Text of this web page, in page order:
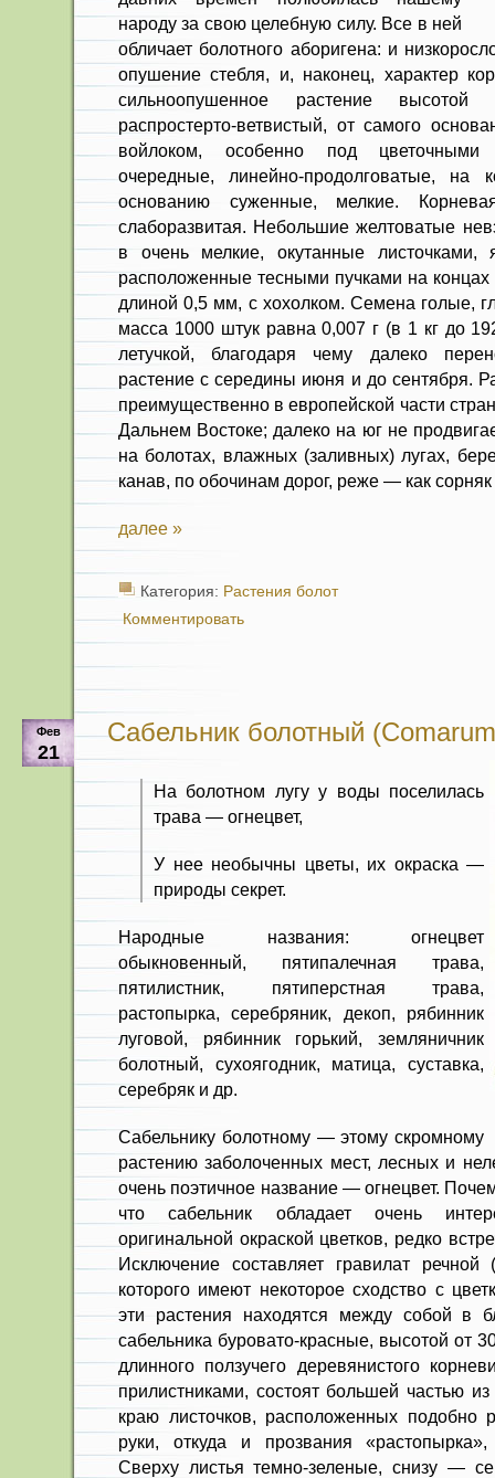
народу за свою целебную силу. Все в ней
обличает болотного аборигена: и
опушение стебля, и, наконец, характер
сильноопушенное растение
распростерто-ветвистый, от самого
войлоком, особенно под цветочными
очередные, линейно-продолговатые, на
основанию суженные, мелкие.
слаборазвитая. Небольшие желтоватые
в очень мелкие, окутанные листочками,
расположенные тесными пучками на
длиной 0,5 мм, с хохолком. Семена голые,
масса 1000 штук равна 0,007 г (в 1 кг до
летучкой, благодаря чему далеко
растение с середины июня и до сентября.
преимущественно в европейской части
Дальнем Востоке; далеко на юг не
на болотах, влажных (заливных) лугах,
канав, по обочинам дорог, реже — как
далее »
Категория: Растения болот
Комментировать
Фев
21
Сабельник болотный
На болотном лугу у воды поселилась
трава — огнецвет,
У нее необычны цветы, их окраска —
природы секрет.
Народные названия: огнецвет
обыкновенный, пятипалечная трава,
пятилистник, пятиперстная трава,
растопырка, серебряник, декоп, рябинник
луговой, рябинник горький, земляничник
болотный, сухоягодник, матица, суставка,
серебряк и др.
Сабельнику болотному — этому скромному
растению заболоченных мест, лесных и
очень поэтичное название — огнецвет.
что сабельник обладает очень
оригинальной окраской цветков, редко
Исключение составляет гравилат
которого имеют некоторое сходство с
эти растения находятся между собой в
сабельника буровато-красные, высотой от
длинного ползучего деревянистого
прилистниками, состоят большей частью
краю листочков, расположенных подобно
руки, откуда и прозвания «растопырка»,
Сверху листья темно-зеленые, снизу —